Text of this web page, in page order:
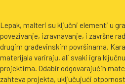
Lepak, malteri su ključni elementi u
povezivanje, izravnavanje, i završne
drugim građevinskim površinama.
materijala variraju, ali svaki igra
projektima. Odabir odgovarajućih
zahteva projekta, uključujući